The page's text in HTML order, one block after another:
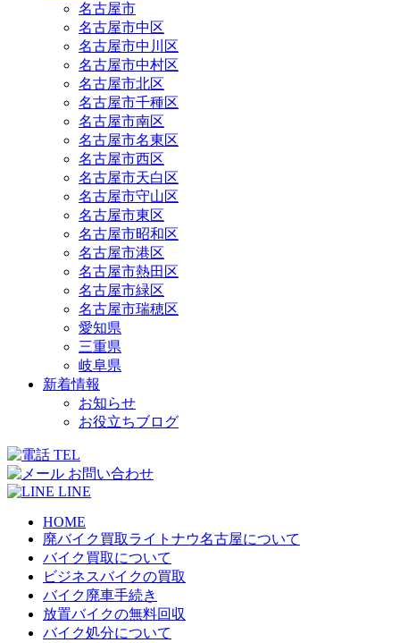
名古屋市
名古屋市中区
名古屋市中川区
名古屋市中村区
名古屋市北区
名古屋市千種区
名古屋市南区
名古屋市名東区
名古屋市西区
名古屋市天白区
名古屋市守山区
名古屋市東区
名古屋市昭和区
名古屋市港区
名古屋市熱田区
名古屋市緑区
名古屋市瑞穂区
愛知県
三重県
岐阜県
新着情報
お知らせ
お役立ちブログ
TEL
お問い合わせ
LINE
HOME
廃バイク買取ライトナウ名古屋について
バイク買取について
ビジネスバイクの買取
バイク廃車手続き
放置バイクの無料回収
バイク処分について